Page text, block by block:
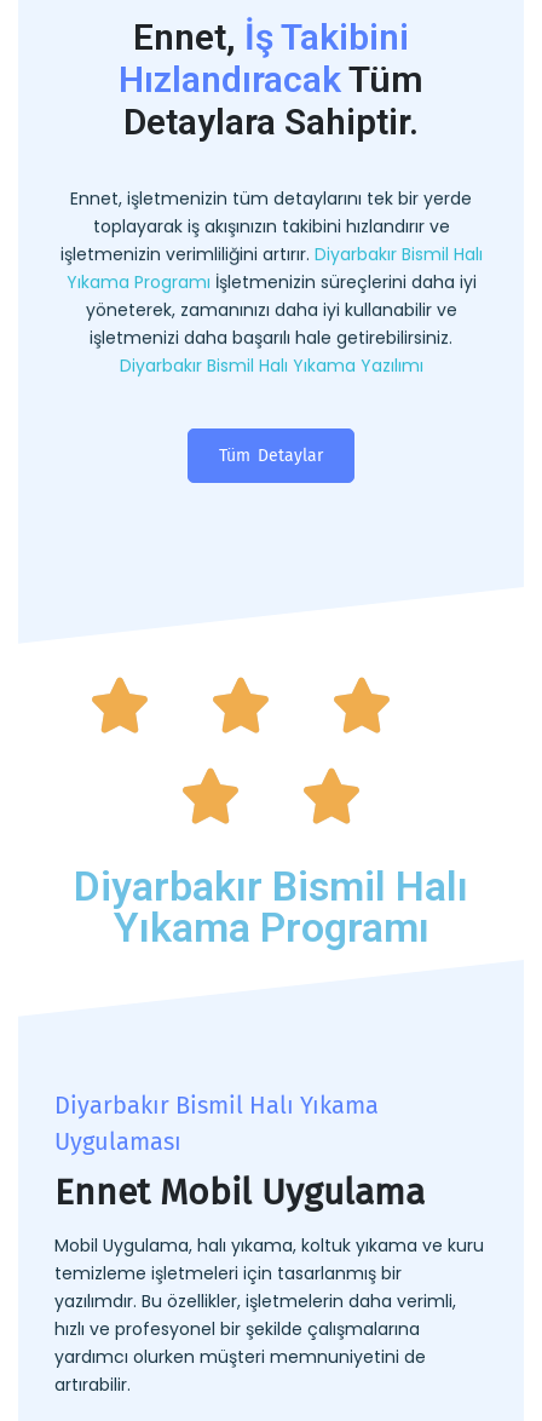
Ennet, İş Takibini
HızlandıracakTüm
Detaylara Sahiptir.
Ennet, işletmenizin tüm detaylarını tek bir yerde
toplayarak iş akışınızın takibini hızlandırır ve
işletmenizin verimliliğini artırır. Diyarbakır Bismil Halı
Yıkama Programı İşletmenizin süreçlerini daha iyi
yöneterek, zamanınızı daha iyi kullanabilir ve
işletmenizi daha başarılı hale getirebilirsiniz.
Diyarbakır Bismil Halı Yıkama Yazılımı
Tüm Detaylar
 



Diyarbakır Bismil Halı
Yıkama Programı
Diyarbakır Bismil Halı Yıkama
Uygulaması
Ennet Mobil Uygulama
Mobil Uygulama, halı yıkama, koltuk yıkama ve kuru
temizleme işletmeleri için tasarlanmış bir
yazılımdır. Bu özellikler, işletmelerin daha verimli,
hızlı ve profesyonel bir şekilde çalışmalarına
yardımcı olurken müşteri memnuniyetini de
artırabilir.